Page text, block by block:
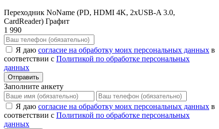
Переходник NoName (PD, HDMI 4K, 2xUSB-A 3.0,
CardReader) Графит
1 990
Я даю согласие на обработку моих персональных данных в
соответствии с Политикой по обработке персональных
данных
Отправить
Заполните анкету
Я даю согласие на обработку моих персональных данных в
соответствии с Политикой по обработке персональных
данных